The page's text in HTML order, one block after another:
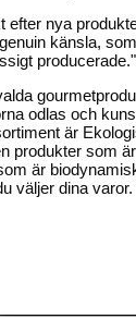
efter nya
känsla,
producerade."
odlas och
är
produkter som
är
väljer dina varor.